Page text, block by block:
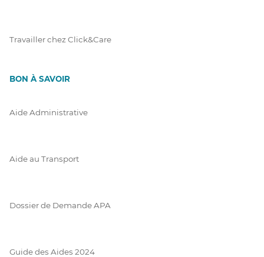
Travailler chez Click&Care
BON À SAVOIR
Aide Administrative
Aide au Transport
Dossier de Demande APA
Guide des Aides 2024